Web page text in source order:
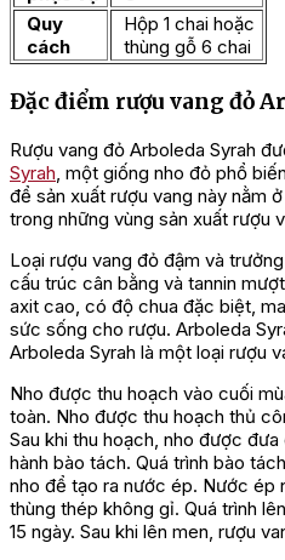
Quy
cách
Hộp 1 chai hoặc
thùng gỗ 6 chai
Đặc điểm rượu vang đỏ
Rượu vang đỏ Arboleda Syrah
Syrah, một giống nho đỏ phổ
để sản xuất rượu vang này nằm
trong những vùng sản xuất rượu
Loại rượu vang đỏ đậm và
cấu trúc cân bằng và tannin
axit cao, có độ chua đặc biệt,
sức sống cho rượu. Arboleda
Arboleda Syrah là một loại rượu
Nho được thu hoạch vào cuối
toàn. Nho được thu hoạch thủ
Sau khi thu hoạch, nho được
hành bào tách. Quá trình bào
nho để tạo ra nước ép. Nước ép
thùng thép không gỉ. Quá trình
15 ngày. Sau khi lên men, rượu